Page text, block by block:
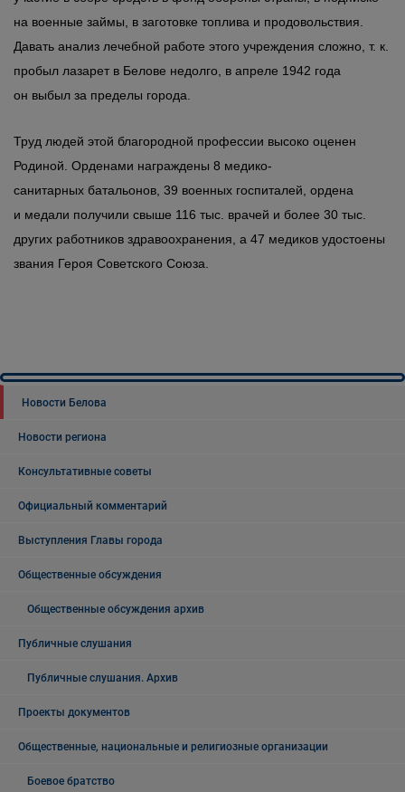
на военные займы, в заготовке топлива и продовольствия.
Давать анализ лечебной работе этого учреждения сложно, т. к.
пробыл лазарет в Белове недолго, в апреле 1942 года
он выбыл за пределы города.
Труд людей этой благородной профессии высоко оценен
Родиной. Орденами награждены 8 медико-
санитарных батальонов, 39 военных госпиталей, ордена
и медали получили свыше 116 тыс. врачей и более 30 тыс.
других работников здравоохранения, а 47 медиков удостоены
звания Героя Советского Союза.
Новости Белова
Новости региона
Консультативные советы
Официальный комментарий
Выступления Главы города
Общественные обсуждения
Общественные обсуждения архив
Публичные слушания
Публичные слушания. Архив
Проекты документов
Общественные, национальные и религиозные организации
Боевое братство